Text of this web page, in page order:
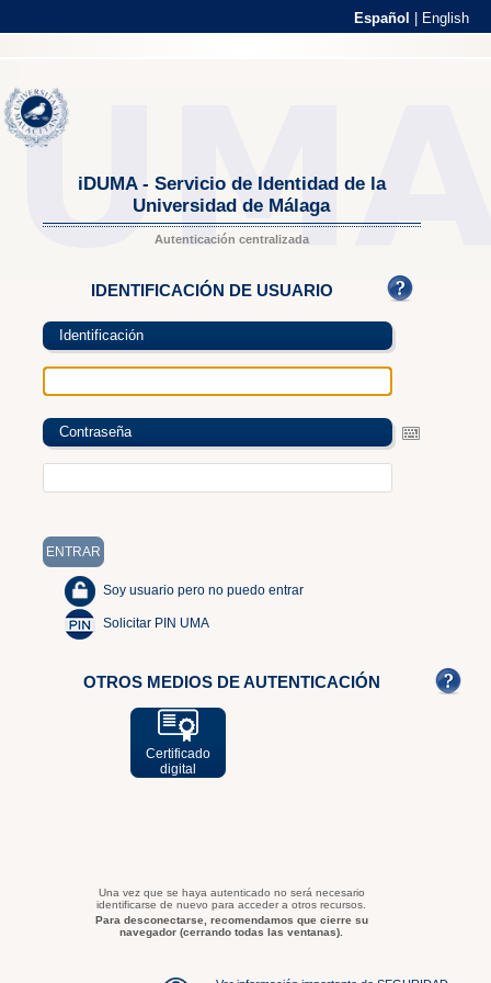
Español English
iDUMA - Servicio de Identidad de la
Universidad de Málaga
Autenticación centralizada
IDENTIFICACIÓN DE USUARIO
Identificación
Contraseña
Soy usuario pero no puedo entrar
Solicitar PIN UMA
OTROS MEDIOS DE AUTENTICACIÓN
Certificado
digital
Una vez que se haya autenticado no será necesario
identificarse de nuevo para acceder a otros recursos.
Para desconectarse, recomendamos que cierre su
navegador (cerrando todas las ventanas).